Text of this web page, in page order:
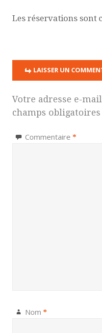
Les réservations sont
LAISSER UN
Votre adresse e-
champs
Commentaire *
Nom *